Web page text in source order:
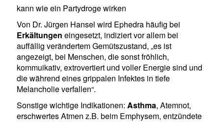
kann wie ein Partydroge wirken
Von Dr. Jürgen Hansel wird Ephedra häufig bei
Erkältungen eingesetzt, indiziert vor allem bei
auffällig verändertem Gemütszustand, „es ist
angezeigt, bei Menschen, die sonst fröhlich,
kommuikativ, extrovertiert und voller Energie sind und
die während eines grippalen Infektes in tiefe
Melancholie verfallen“.
Sonstige wichtige Indikationen: Asthma, Atemnot,
erschwertes Atmen z.B. beim Emphysem, entzündete